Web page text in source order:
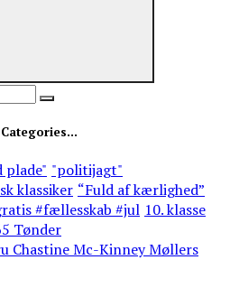
plade" "politijagt"
klassiker “Fuld af kærlighed”
#fællesskab #jul 10. klasse
Tønder
Chastine Mc-Kinney Møllers